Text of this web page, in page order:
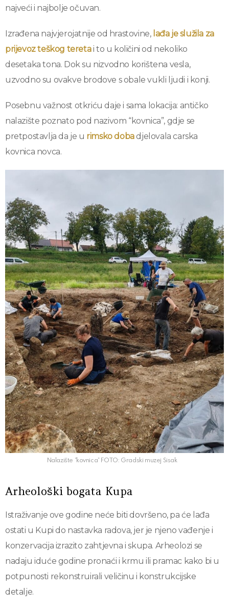
najveći i najbolje očuvan.
Izrađena najvjerojatnije od hrastovine, lađa je služila za
prijevoz teškog teretai to u količini od nekoliko
desetaka tona. Dok su nizvodno korištena vesla,
uzvodno su ovakve brodove s obale vukli ljudi i konji.
Posebnu važnost otkriću daje i sama lokacija: antičko
nalazište poznato pod nazivom “kovnica”, gdje se
pretpostavlja da je u rimsko dobadjelovala carska
kovnica novca.
Nalazište “kovnica” FOTO: Gradski muzej Sisak
Arheološki bogata Kupa
Istraživanje ove godine neće biti dovršeno, pa će lađa
ostati u Kupi do nastavka radova, jer je njeno vađenje i
konzervacija izrazito zahtjevna i skupa. Arheolozi se
nadaju iduće godine pronaći i krmu ili pramac kako bi u
potpunosti rekonstruirali veličinu i konstrukcijske
detalje.